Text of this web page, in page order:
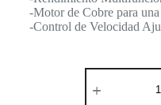
-Motor de Cobre para
-Control de Velocidad